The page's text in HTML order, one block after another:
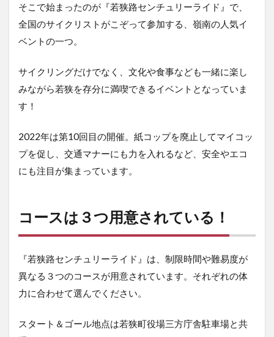
ド
の
詳
細
お問
い合
そこで始まったのが『若狭路センチュリーライド』で、
全国のサイクリストがこぞって参加する、嶺南の人気イ
ベントの一つ。
サイクリングだけでなく、文化や食事なども一緒に楽し
みながら若狭を存分に満喫できるイベントとなっていま
す！
2022年は第10回目の開催。紙コップを廃止してマイコッ
プを促し、交通マナーにも力を入れるなど、安全やエコ
にも注目が集まっています。
コースは３つ用意されている！
『若狭路センチュリーライド』は、制限時間や難易度が
異なる３つのコースが用意されています。それぞれの体
力に合わせて選んでください。
スタート＆ゴール地点は若狭町役場三方庁舎駐車場と共